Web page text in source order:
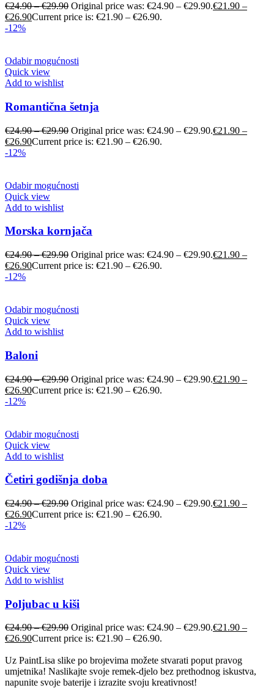
€24.90–€29.90 Original price was: €24.90 – €29.90.€21.90 –
€26.90Current price is: €21.90 – €26.90.
-12%
Odabir mogućnosti
Quick view
Add to wishlist
Romantična šetnja
€24.90–€29.90 Original price was: €24.90 – €29.90.€21.90 –
€26.90Current price is: €21.90 – €26.90.
-12%
Odabir mogućnosti
Quick view
Add to wishlist
Morska kornjača
€24.90–€29.90 Original price was: €24.90 – €29.90.€21.90 –
€26.90Current price is: €21.90 – €26.90.
-12%
Odabir mogućnosti
Quick view
Add to wishlist
Baloni
€24.90–€29.90 Original price was: €24.90 – €29.90.€21.90 –
€26.90Current price is: €21.90 – €26.90.
-12%
Odabir mogućnosti
Quick view
Add to wishlist
Četiri godišnja doba
€24.90–€29.90 Original price was: €24.90 – €29.90.€21.90 –
€26.90Current price is: €21.90 – €26.90.
-12%
Odabir mogućnosti
Quick view
Add to wishlist
Poljubac u kiši
€24.90–€29.90 Original price was: €24.90 – €29.90.€21.90 –
€26.90Current price is: €21.90 – €26.90.
Uz PaintLisa slike po brojevima možete stvarati poput pravog
umjetnika! Naslikajte svoje remek-djelo bez prethodnog iskustva,
napunite svoje baterije i izrazite svoju kreativnost!